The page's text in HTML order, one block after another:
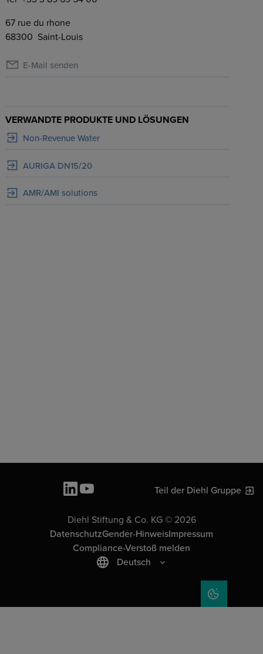
67 rue du rhone
68300 Saint-Louis
E-Mail senden
VERWANDTE PRODUKTE UND LÖSUNGEN
Non-Revenue Water
AURIGA DN15/20
AMR/AMI solutions
Teil der Diehl Gruppe
Diehl Stiftung & Co. KG © 2026
DatenschutzGender-HinweisImpressum
Compliance-Verstoß melden
Deutsch
COOKIE-